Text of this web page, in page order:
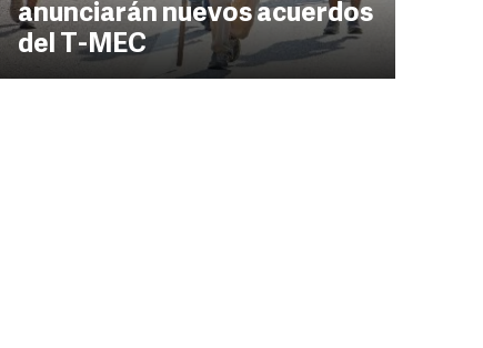
anunciarán nuevos acuerdos
del T-MEC